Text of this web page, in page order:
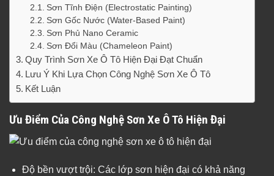
Sơn Tĩnh Điện (Electrostatic Painting)
Sơn Gốc Nước (Water-Based Paint)
Sơn Phủ Nano Ceramic
Sơn Đổi Màu (Chameleon Paint)
Quy Trình Sơn Xe Ô Tô Hiện Đại Đạt Chuẩn
Lưu Ý Khi Lựa Chọn Công Nghệ Sơn Xe Ô Tô
Kết Luận
Ưu Điểm Của Công Nghệ Sơn Xe Ô Tô Hiện Đại
Độ bền vượt trội: Các lớp sơn hiện đại có khả năng